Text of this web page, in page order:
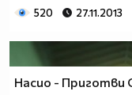
520 27.11.2013
Насио - Приготви